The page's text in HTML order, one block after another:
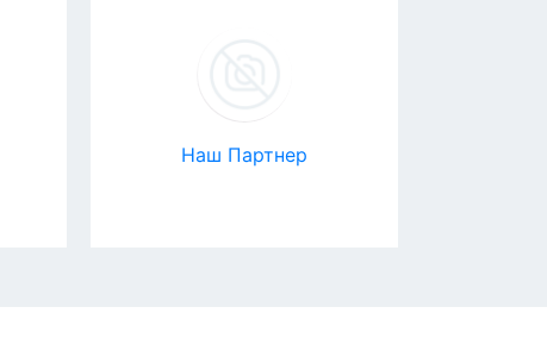
Наш Партнер